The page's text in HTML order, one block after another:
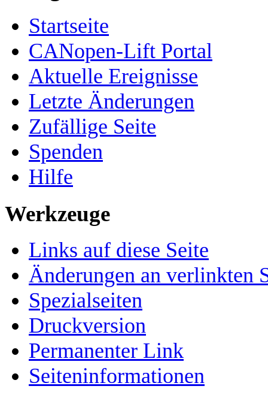
Startseite
CANopen-Lift Portal
Aktuelle Ereignisse
Letzte Änderungen
Zufällige Seite
Spenden
Hilfe
Werkzeuge
Links auf diese Seite
Änderungen an verlinkten
Spezialseiten
Druckversion
Permanenter Link
Seiten­­informationen